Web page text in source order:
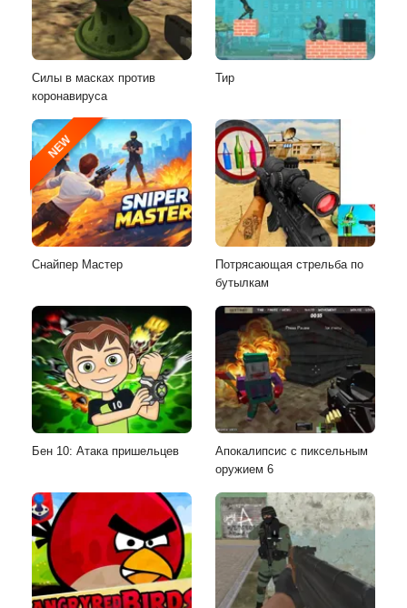
Силы в масках против
коронавируса
Тир
NEW
Снайпер Мастер
Потрясающая стрельба по
бутылкам
Бен 10: Атака пришельцев
Апокалипсис с пиксельным
оружием 6